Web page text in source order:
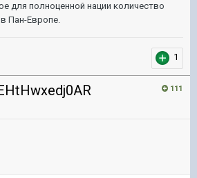
для полноценной нации количество
Пан-Европе.
1
111